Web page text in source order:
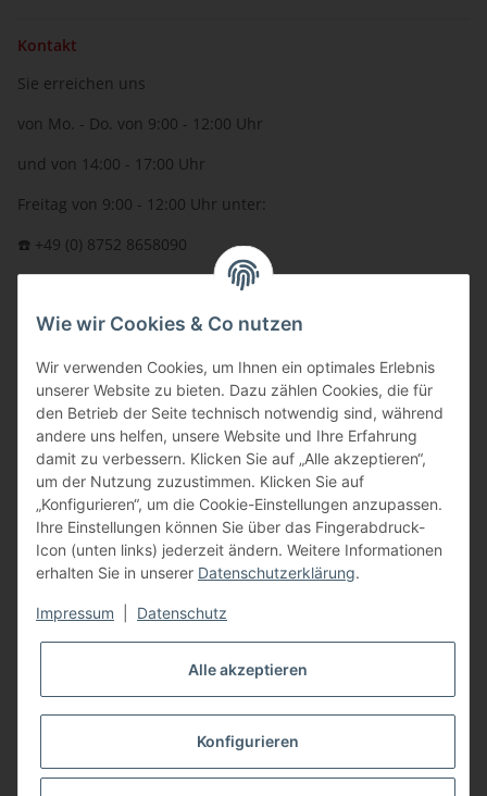
Kontakt
Sie erreichen uns
von Mo. - Do. von 9:00 - 12:00 Uhr
und von 14:00 - 17:00 Uhr
Freitag von 9:00 - 12:00 Uhr unter:
☎️ +49 (0) 8752 8658090
oder über unserKontaktformular
BFT - Autorisierter Fachhändler
* Alle Preise inkl. gesetzlicher USt., zzgl.Versand
Wie wir Cookies & Co nutzen
Wir verwenden Cookies, um Ihnen ein optimales Erlebnis
unserer Website zu bieten. Dazu zählen Cookies, die für
den Betrieb der Seite technisch notwendig sind, während
andere uns helfen, unsere Website und Ihre Erfahrung
damit zu verbessern. Klicken Sie auf „Alle akzeptieren“,
um der Nutzung zuzustimmen. Klicken Sie auf
„Konfigurieren“, um die Cookie-Einstellungen anzupassen.
Ihre Einstellungen können Sie über das Fingerabdruck-
Icon (unten links) jederzeit ändern. Weitere Informationen
erhalten Sie in unserer Datenschutzerklärung.
Impressum Datenschutz
Alle akzeptieren
Konfigurieren